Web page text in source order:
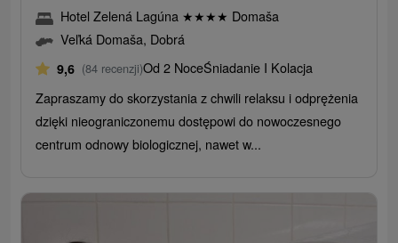
Hotel Zelená Lagúna ★★★★ Domaša
Veľká Domaša, Dobrá
9,6 (84 recenzji)Od 2 NoceŚniadanie I Kolacja
Zapraszamy do skorzystania z chwili relaksu i odprężenia
dzięki nieograniczonemu dostępowi do nowoczesnego
centrum odnowy biologicznej, nawet w...